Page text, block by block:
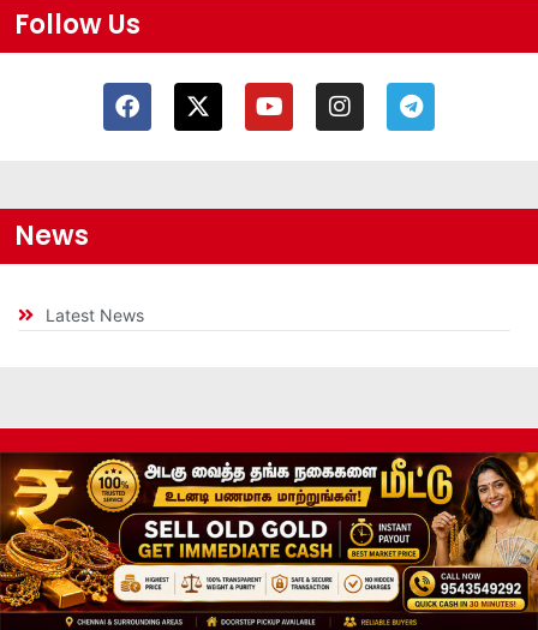
Follow Us
News
Latest News